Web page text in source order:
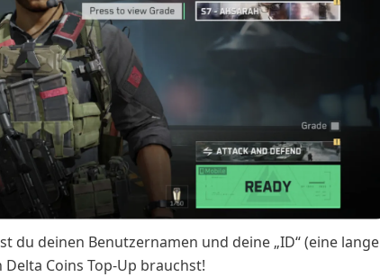
du deinen Benutzernamen und deine „ID“ (eine lange
Coins Top-Up brauchst!